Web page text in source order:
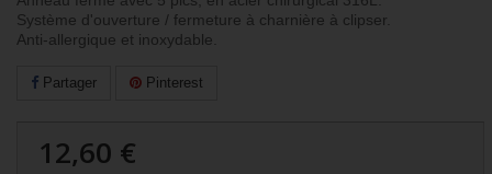
Système d'ouverture / fermeture à charnière à clipser.
Anti-allergique et inoxydable.
Partager Pinterest
12,60 €